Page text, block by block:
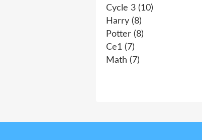
Cycle 3 (10)
Harry (8)
Potter (8)
Ce1 (7)
Math (7)